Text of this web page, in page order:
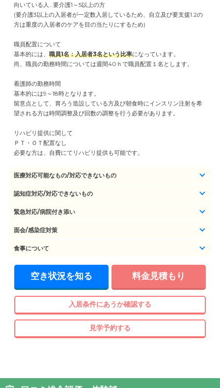
向いている人…要介護1～5以上の方
(要介護3以上の入居者が一定数入居しているため、自立及び要支援1.2の
方は重度の入居者のケアを目の当たりにするため)
職員配置について
基本的には、 職員1名：入居者3名という比率になっています。
尚、職員の勤務時間については週間40ｈで職員配置１名とします。
看護師の勤務時間
基本的には9～18時となります。
留意点として、胃ろう造設している方及び朝食時にインスリン注射を希
望される方は時間調整及び回数の調整を行う必要があります。
リハビリ提供に関して
ＰＴ・ＯＴ配置なし
必要な方は、自費にてリハビリ提供も可能です。
医療対応可能なもの/対応できないもの
認知症対応/対応できないもの
緊急対応/病院付き添い
面会/感染症対策
食事について
空き状況を知る 料金見積もり
入居条件にあうか確認する
見学予約する